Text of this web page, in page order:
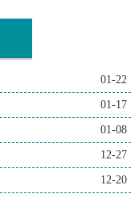
01-22
01-17
01-08
12-27
12-20